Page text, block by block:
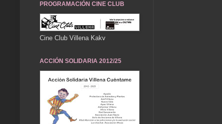
PROGRAMACIÓN CINE CLUB
Cine Club Villena Kakv
ACCIÓN SOLIDARIA 2012/25